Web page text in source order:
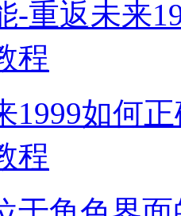
1999如何
程